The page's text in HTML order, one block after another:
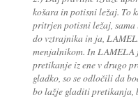
košara in potisni ležaj. To
pritrjen potisni ležaj,
do vztrajnika in ja,
menjalnikom. In LAMELA
pretikanje iz ene v drugo
gladko, so se odločili da
bo lažje gladiti pretikanja,